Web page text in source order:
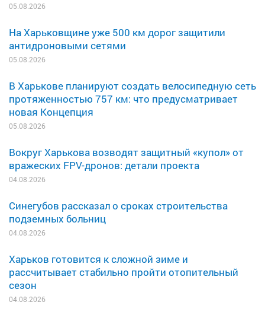
05.08.2026
На Харьковщине уже 500 км дорог защитили
антидроновыми сетями
05.08.2026
В Харькове планируют создать велосипедную сеть
протяженностью 757 км: что предусматривает
новая Концепция
05.08.2026
Вокруг Харькова возводят защитный «купол» от
вражеских FPV-дронов: детали проекта
04.08.2026
Синегубов рассказал о сроках строительства
подземных больниц
04.08.2026
Харьков готовится к сложной зиме и
рассчитывает стабильно пройти отопительный
сезон
04.08.2026